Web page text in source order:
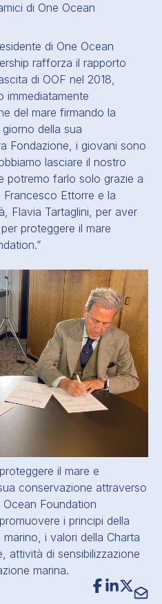
di One Ocean
di One Ocean
rafforza il rapporto
di OOF nel 2018,
immediatamente
del mare firmando la
della sua
Fondazione, i giovani sono
lasciare il nostro
potremo farlo solo grazie a
Francesco Ettorre e la
Flavia Tartaglini, per aver
proteggere il mare
”
il mare e
conservazione attraverso
Foundation
i principi della
i valori della Charta
attività di sensibilizzazione
marina.